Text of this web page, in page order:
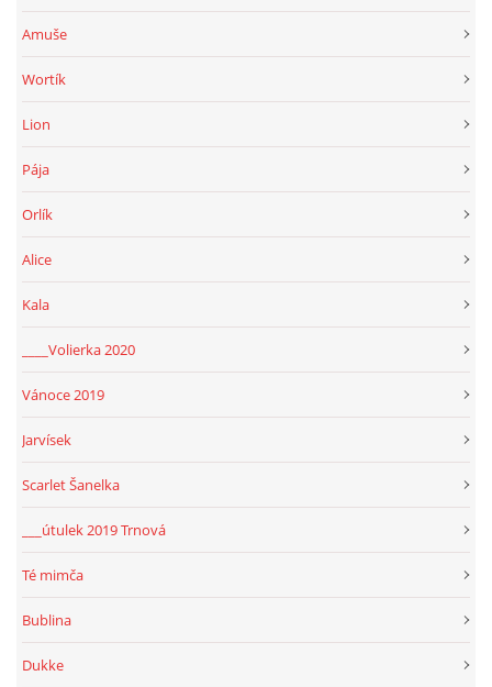
Amuše
Wortík
Lion
Pája
Orlík
Alice
Kala
____Volierka 2020
Vánoce 2019
Jarvísek
Scarlet Šanelka
___útulek 2019 Trnová
Té mimča
Bublina
Dukke